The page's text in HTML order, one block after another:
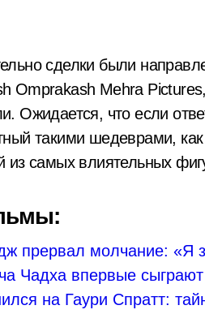
сделки были
Omprakash Mehra
Ожидается, что если
такими шедеврами,
из самых влиятельных
прервал молчание: «Я
Чадха впервые
на Гаури Спратт: